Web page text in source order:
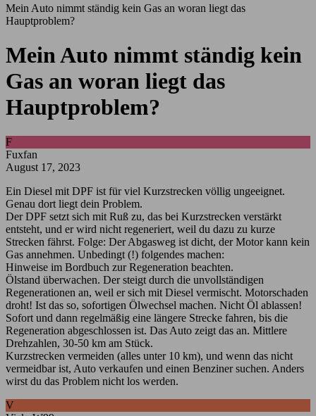
Mein Auto nimmt ständig kein Gas an woran liegt das
Hauptproblem?
Mein Auto nimmt ständig kein
Gas an woran liegt das
Hauptproblem?
F
Fuxfan
August 17, 2023
Ein Diesel mit DPF ist für viel Kurzstrecken völlig ungeeignet.
Genau dort liegt dein Problem.
Der DPF setzt sich mit Ruß zu, das bei Kurzstrecken verstärkt
entsteht, und er wird nicht regeneriert, weil du dazu zu kurze
Strecken fährst. Folge: Der Abgasweg ist dicht, der Motor kann kein
Gas annehmen. Unbedingt (!) folgendes machen:
Hinweise im Bordbuch zur Regeneration beachten.
Ölstand überwachen. Der steigt durch die unvollständigen
Regenerationen an, weil er sich mit Diesel vermischt. Motorschaden
droht! Ist das so, sofortigen Ölwechsel machen. Nicht Öl ablassen!
Sofort und dann regelmäßig eine längere Strecke fahren, bis die
Regeneration abgeschlossen ist. Das Auto zeigt das an. Mittlere
Drehzahlen, 30-50 km am Stück.
Kurzstrecken vermeiden (alles unter 10 km), und wenn das nicht
vermeidbar ist, Auto verkaufen und einen Benziner suchen. Anders
wirst du das Problem nicht los werden.
V